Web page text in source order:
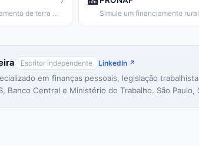
Calcule se o arrendamento de terra é viável
Escritor independente LinkedIn ↗
em finanças pessoais, legislação
Banco Central e Ministério do Trabalho. São Paulo,